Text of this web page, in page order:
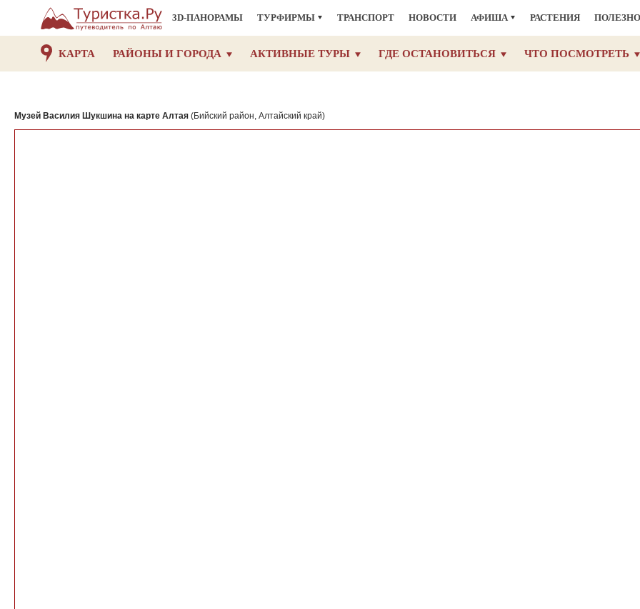
3D-ПАНОРАМЫ ТУРФИРМЫ ТРАНСПОРТ НОВОСТИ АФИША РАСТЕНИЯ
КАРТА РАЙОНЫ И ГОРОДА АКТИВНЫЕ ТУРЫ ГДЕ ОСТАНОВИТЬСЯ ЧТО ПОСМОТРЕТЬ
Музей Василия Шукшина на карте Алтая (Бийский район, Алтайский край)